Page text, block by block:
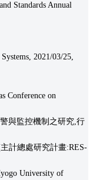
Standards Annual
2021/03/25,
Conference on
與監控機制之研究,行
計總處研究計畫:RES-
University of